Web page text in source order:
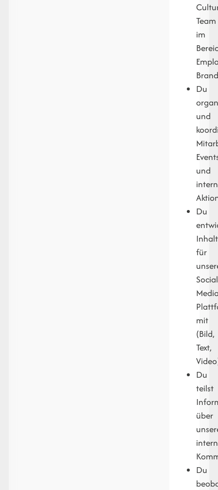
Team
im
Du
und
und
Du
für
Social
mit
(Bild,
Text,
Du
teilst
über
Du